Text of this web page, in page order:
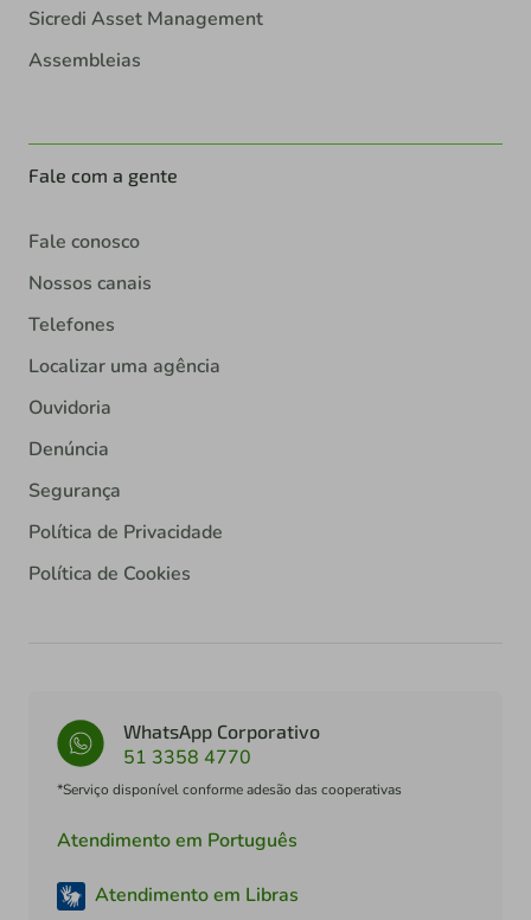
Sicredi Asset Management
Assembleias
Fale com a gente
Fale conosco
Nossos canais
Telefones
Localizar uma agência
Ouvidoria
Denúncia
Segurança
Política de Privacidade
Política de Cookies
WhatsApp Corporativo
51 3358 4770
*Serviço disponível conforme adesão das cooperativas
Atendimento em Português
Atendimento em Libras